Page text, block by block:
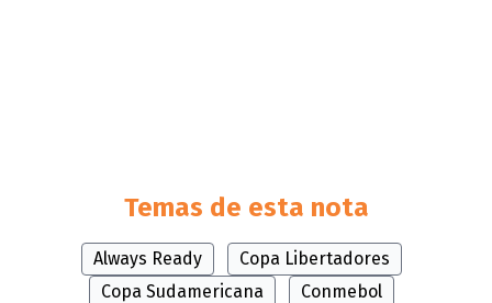
Temas de esta nota
Always Ready
Copa Libertadores
Copa Sudamericana
Conmebol